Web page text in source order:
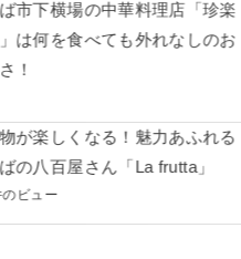
市下横場の中華料理店「珍楽
は何を食べても外れなしのお
！
が楽しくなる！魅力あふれる
の八百屋さん「La frutta」
ビュー